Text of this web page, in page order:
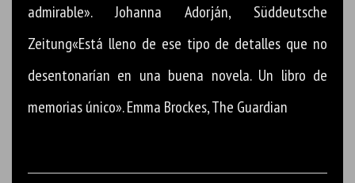
admirable». Johanna Adorján, Süddeutsche
Zeitung«Está lleno de ese tipo de detalles que no
desentonarían en una buena novela. Un libro de
memorias único». Emma Brockes, The Guardian